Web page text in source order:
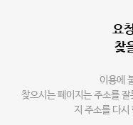
요
찾
이용에
찾으시는 페이지는 주소를
지 주소를 다시